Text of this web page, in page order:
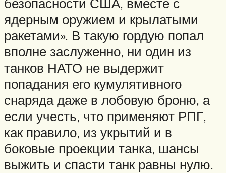
ядерным оружием и крылатыми
ракетами». В такую гордую попал
вполне заслуженно, ни один из
танков НАТО не выдержит
попадания его кумулятивного
снаряда даже в лобовую броню, а
если учесть, что применяют РПГ,
как правило, из укрытий и в
боковые проекции танка, шансы
выжить и спасти танк равны нулю.